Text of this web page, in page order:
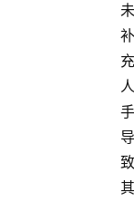
未
补
充
人
手
导
致
其